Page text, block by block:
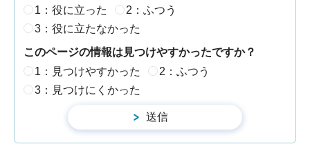
1：役に立った
2：ふつう
3：役に立たなかった
このページの情報は見つけやすかったですか？
1：見つけやすかった
2：ふつう
3：見つけにくかった